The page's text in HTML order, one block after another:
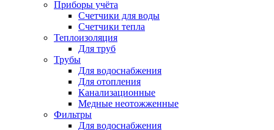
Приборы учёта
Счетчики для воды
Счетчики тепла
Теплоизоляция
Для труб
Трубы
Для водоснабжения
Для отопления
Канализационные
Медные неотожженные
Фильтры
Для водоснабжения